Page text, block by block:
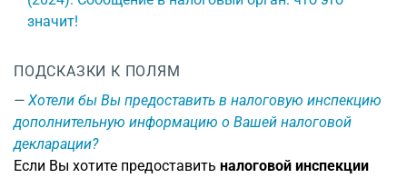
значит!
ПОДСКАЗКИ К ПОЛЯМ
Хотели бы Вы предоставить в налоговую инспекцию
дополнительную информацию о Вашей налоговой
декларации?
Если Вы хотите предоставить налоговой инспекции